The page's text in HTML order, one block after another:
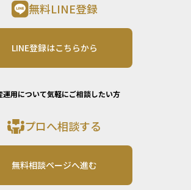
無料LINE登録
LINE登録はこちらから
運用について気軽にご相談したい方
プロへ相談する
無料相談ページへ進む